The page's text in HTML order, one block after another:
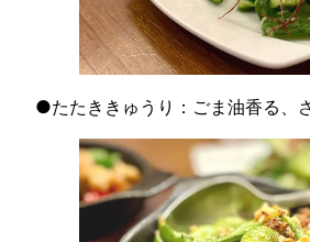
●たたききゅうり：ごま油香る、